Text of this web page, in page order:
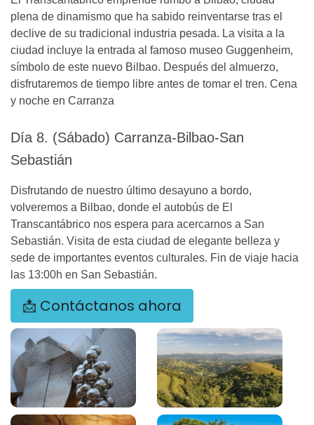
plena de dinamismo que ha sabido reinventarse tras el
declive de su tradicional industria pesada. La visita a la
ciudad incluye la entrada al famoso museo Guggenheim,
símbolo de este nuevo Bilbao. Después del almuerzo,
disfrutaremos de tiempo libre antes de tomar el tren. Cena
y noche en Carranza
Día 8. (Sábado) Carranza-Bilbao-San
Sebastián
Disfrutando de nuestro último desayuno a bordo,
volveremos a Bilbao, donde el autobús de El
Transcantábrico nos espera para acercarnos a San
Sebastián. Visita de esta ciudad de elegante belleza y
sede de importantes eventos culturales. Fin de viaje hacia
las 13:00h en San Sebastián.
📩 Contáctanos ahora